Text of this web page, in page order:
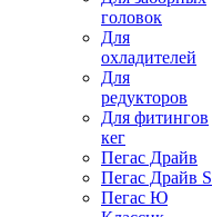
головок
Для
охладителей
Для
редукторов
Для фитингов
кег
Пегас Драйв
Пегас Драйв S
Пегас Ю